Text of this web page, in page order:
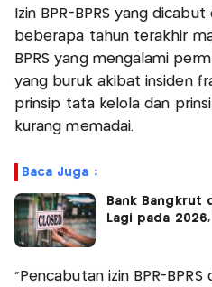
Izin BPR-BPRS yang
beberapa tahun terakhir
BPRS yang mengalami
yang buruk akibat insiden
prinsip tata kelola dan
kurang memadai.
Baca Juga :
Bank Bangkrut
Lagi pada
"Pencabutan izin BPR-BPRS